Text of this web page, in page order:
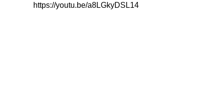
https://youtu.be/a8LGkyDSL14